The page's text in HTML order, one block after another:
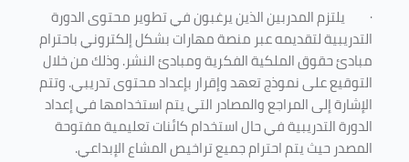
· يلتزم المدربين الذين يرغبون في تطوير محتوى الدورة
التدريبية لتقديمه عبر منصة مهارات بشكل إلكتروني باحترام
مبادئ حقوق الملكية الفكرية ومبادئ النشر. وذلك من خلال
التوقيع على نموذج تعهد وإقرار بإعداد محتوى تدريبي. وتتم
الإشارة إلى المراجع والمصادر التي يتم استخدامها في إعداد
الدورة التدريبية في حال استخدام كائنات تعليمية مفتوحة
المصدر حيث يتم احترام جميع تراخيص المشاع الإبداعي.